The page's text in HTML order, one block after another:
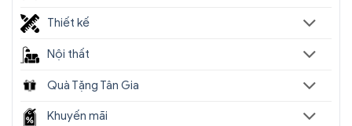
Thiết kế
Nội thất
Quà Tặng Tân Gia
Khuyến mãi